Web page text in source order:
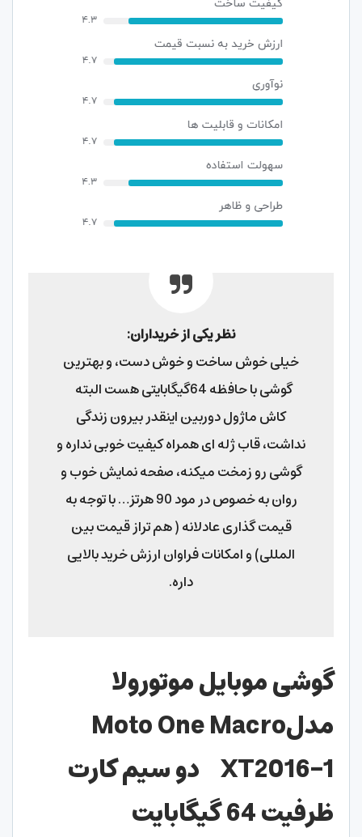
نظر یکی از خریداران:
خیلی خوش ساخت و خوش دست، و بهترین
گوشی با حافظه 64گیگابایتی هست البته
کاش ماژول دوربین اینقدر بیرون زندگی
نداشت، قاب ژله ای همراه کیفیت خوبی نداره و
گوشی رو زمخت میکنه، صفحه نمایش خوب و
روان به خصوص در مود 90 هرتز… با توجه به
قیمت گذاری عادلانه ( هم تراز قیمت بین
المللی) و امکانات فراوان ارزش خرید بالایی
داره.
گوشی موبایل موتورولا
مدلMoto One Macro
XT2016-1 دو سیم کارت
ظرفیت 64 گیگابایت